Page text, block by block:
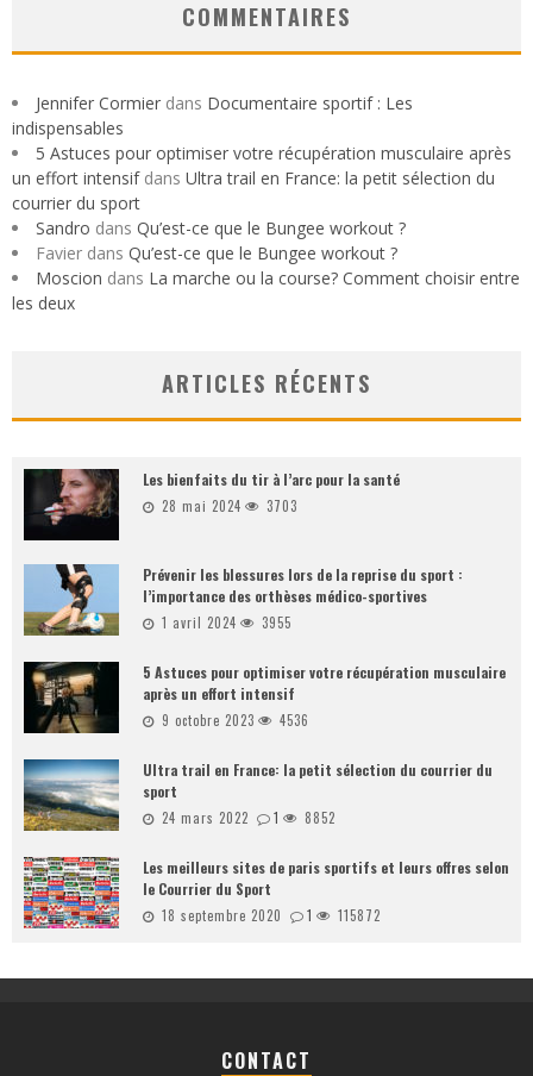
COMMENTAIRES
Jennifer Cormier dans Documentaire sportif : Les
indispensables
5 Astuces pour optimiser votre récupération musculaire après
un effort intensifdans Ultra trail en France: la petit sélection du
courrier du sport
Sandro dans Qu’est-ce que le Bungee workout ?
Favier dans Qu’est-ce que le Bungee workout ?
Moscion dans La marche ou la course? Comment choisir entre
les deux
ARTICLES RÉCENTS
Les bienfaits du tir à l’arc pour la santé
28 mai 2024 3703
Prévenir les blessures lors de la reprise du sport :
l’importance des orthèses médico-sportives
1 avril 2024 3955
5 Astuces pour optimiser votre récupération musculaire
après un effort intensif
9 octobre 2023 4536
Ultra trail en France: la petit sélection du courrier du
sport
24 mars 2022 1 8852
Les meilleurs sites de paris sportifs et leurs offres selon
le Courrier du Sport
18 septembre 2020 1 115872
CONTACT